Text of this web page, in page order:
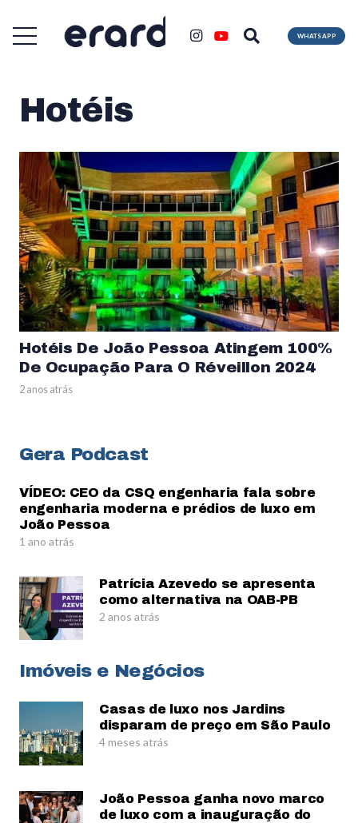
WHATSAPP
Hotéis
Hotéis De João Pessoa Atingem 100%
De Ocupação Para O Réveillon 2024
2 anos atrás
Gera Podcast
VÍDEO: CEO da CSQ engenharia fala sobre
engenharia moderna e prédios de luxo em
João Pessoa
1 ano atrás
Patrícia Azevedo se apresenta
como alternativa na OAB-PB
2 anos atrás
Imóveis e Negócios
Casas de luxo nos Jardins
disparam de preço em São Paulo
4 meses atrás
João Pessoa ganha novo marco
de luxo com a inauguração do